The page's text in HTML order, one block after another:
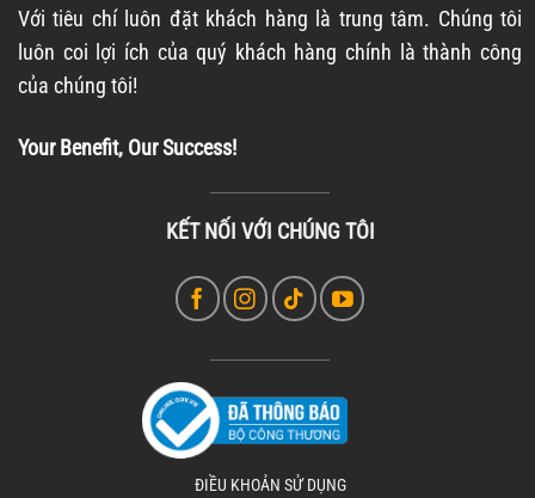
Với tiêu chí luôn đặt khách hàng là trung tâm. Chúng tôi
luôn coi lợi ích của quý khách hàng chính là thành công
của chúng tôi!
Your Benefit, Our Success!
KẾT NỐI VỚI CHÚNG TÔI
ĐIỀU KHOẢN SỬ DỤNG